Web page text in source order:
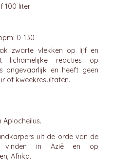
100 liter.
0-130
zwarte vlekken op lijf en
lichamelijke reacties op
ongevaarlijk en heeft geen
of kweekresultaten.
Aplocheilus.
uit de orde van de
in Azië en op
Afrika.